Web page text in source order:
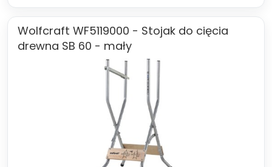
Wolfcraft WF5119000 - Stojak do cięcia
drewna SB 60 - mały